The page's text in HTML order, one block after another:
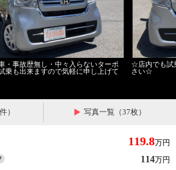
・事故歴無し・中々入らないターボ
も出来ますので気軽に申し上げて
☆店内でも試
さい☆
） 写真一覧（37枚）
119.8万円
114万円